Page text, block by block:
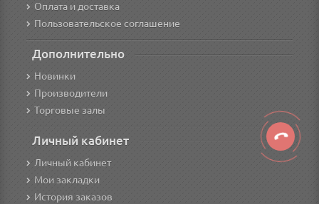
Оплата и доставка
Пользовательское соглашение
Дополнительно
Новинки
Производители
Торговые залы
Личный кабинет
Личный кабинет
Мои закладки
История заказов